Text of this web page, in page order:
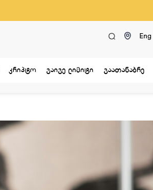
Eng
კრიპტო გაიგე ლიმიტი გაათანაბრე